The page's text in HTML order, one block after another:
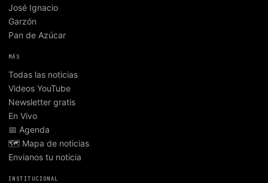
José Ignacio
Garzón
Pan de Azúcar
MÁS
Todas las noticias
Videos YouTube
Newsletter gratis
En Vivo
📅 Agenda
🗺️ Mapa de noticias
Envianos tu noticia
INSTITUCIONAL